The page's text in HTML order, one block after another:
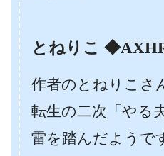
とねりこ
作者のとねりこさ
転生の二次「やる
雷を踏んだようで